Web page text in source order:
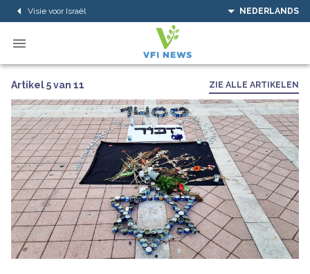
Visie voor Israël NEDERLANDS
Artikel 5 van 11 ZIE ALLE ARTIKELEN